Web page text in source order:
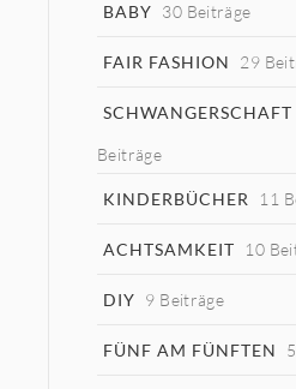
BABY 30 Beiträge
FAIR FASHION 29
SCHWANGERSCHAFT
Beiträge
KINDERBÜCHER 11
ACHTSAMKEIT 10
DIY 9 Beiträge
FÜNF AM FÜNFTEN